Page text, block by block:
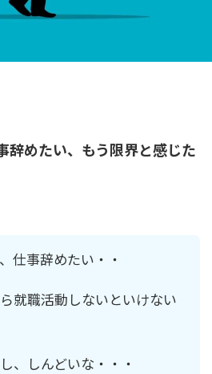
辞めたい、もう限界と感じた
仕事辞めたい・・
就職活動しないといけない
、しんどいな・・・